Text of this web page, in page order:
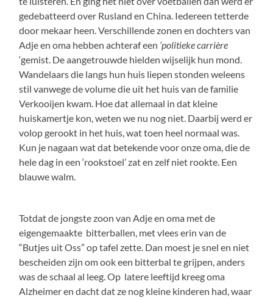
gedebatteerd over Rusland en China. Iedereen tetterde
door mekaar heen. Verschillende zonen en dochters van
Adje en oma hebben achteraf een ‘politieke carrière
‘gemist. De aangetrouwde hielden wijselijk hun mond.
Wandelaars die langs hun huis liepen stonden weleens
stil vanwege de volume die uit het huis van de familie
Verkooijen kwam. Hoe dat allemaal in dat kleine
huiskamertje kon, weten we nu nog niet. Daarbij werd er
volop gerookt in het huis, wat toen heel normaal was.
Kun je nagaan wat dat betekende voor onze oma, die de
hele dag in een ‘rookstoel’ zat en zelf niet rookte. Een
blauwe walm.
Totdat de jongste zoon van Adje en oma met de
eigengemaakte bitterballen, met vlees erin van de
“Butjes uit Oss” op tafel zette. Dan moest je snel en niet
bescheiden zijn om ook een bitterbal te grijpen, anders
was de schaal al leeg. Op latere leeftijd kreeg oma
Alzheimer en dacht dat ze nog kleine kinderen had, waar